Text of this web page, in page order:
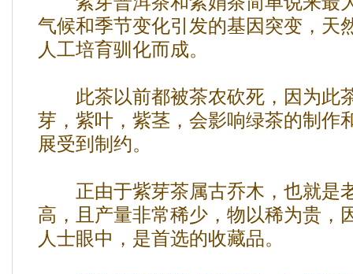
气候和季节变化引发的基因突变，天
人工培育驯化而成。
此茶以前都被茶农砍死，因为此
芽，紫叶，紫茎，会影响绿茶的制作
展受到制约。
正由于紫芽茶属古乔木，也就是
高，且产量非常稀少，物以稀为贵，
人士眼中，是首选的收藏品。